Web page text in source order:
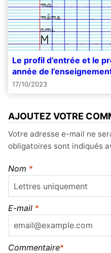
Le profil d’entrée et le
année de
17/10/2023
AJOUTEZ VOTRE
Votre adresse e-mail ne
obligatoires sont indiqués
Nom *
E-mail *
Commentaire*